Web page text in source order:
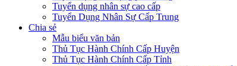
Tuyển dụng nhân sự cao cấp
Tuyển Dụng Nhân Sự Cấp Trung
Chia sẻ
Mẫu biểu văn bản
Thủ Tục Hành Chính Cấp Huyện
Thủ Tục Hành Chính Cấp Tỉnh